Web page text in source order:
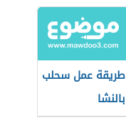
طريقة عمل سحلب
بالنشا